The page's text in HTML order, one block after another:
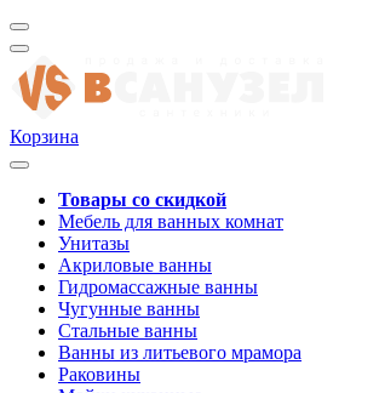
Корзина
Товары со скидкой
Мебель для ванных комнат
Унитазы
Акриловые ванны
Гидромассажные ванны
Чугунные ванны
Стальные ванны
Ванны из литьевого мрамора
Раковины